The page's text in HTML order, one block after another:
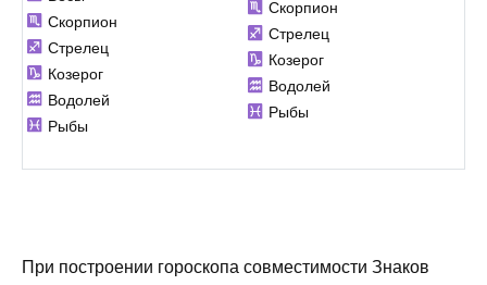
Скорпион
Стрелец
Козерог
Водолей
Рыбы
Скорпион
Стрелец
Козерог
Водолей
Рыбы
При построении гороскопа совместимости Знаков